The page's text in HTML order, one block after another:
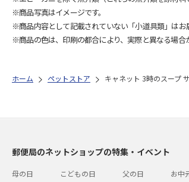
※商品写真はイメージです。
※商品内容として記載されていない「小道具類」はお
※商品の色は、印刷の都合により、実際と異なる場合
ホーム ペットストア キャネット 3時のスープ
郵便局のネットショップの特集・イベント
母の日 こどもの日 父の日 お中